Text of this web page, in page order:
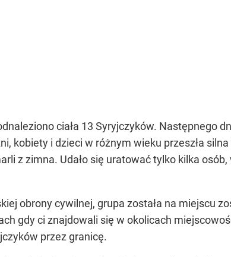
ciała 13 Syryjczyków. Następnego
kobiety i dzieci w różnym wieku przeszła
z zimna. Udało się uratować tylko kilka
obrony cywilnej, grupa została na miejscu
gdy ci znajdowali się w okolicach
przez granicę.